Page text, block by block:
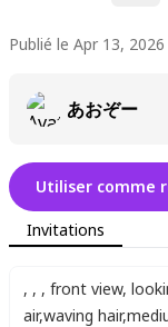
Publié le Apr 13, 2026
あおぞー
Utiliser comme
Invitations
, , , front view,
air,waving hair,